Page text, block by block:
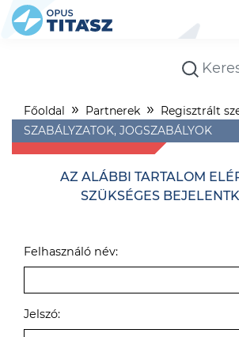
Főoldal Partnerek
Regisztrált
SZABÁLYZATOK, JOGSZABÁLYOK
AZ ALÁBBI TARTALOM
SZÜKSÉGES
Felhasználó név:
Jelszó: